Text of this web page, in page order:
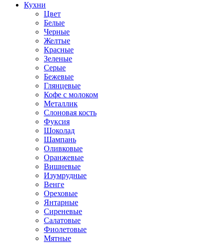
Кухни
Цвет
Белые
Черные
Желтые
Красные
Зеленые
Серые
Бежевые
Глянцевые
Кофе с молоком
Металлик
Слоновая кость
Фуксия
Шоколад
Шампань
Оливковые
Оранжевые
Вишневые
Изумрудные
Венге
Ореховые
Янтарные
Сиреневые
Салатовые
Фиолетовые
Мятные